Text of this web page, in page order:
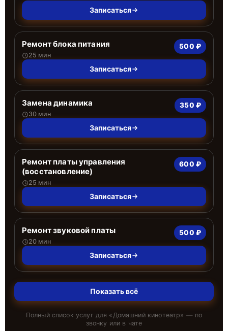
Записаться
Ремонт блока питания
25 мин
500 ₽
Записаться
Замена динамика
30 мин
350 ₽
Записаться
Ремонт платы управления
(восстановление)
25 мин
600 ₽
Записаться
Ремонт звуковой платы
20 мин
500 ₽
Записаться
Показать всё
Полный список услуг для «Домашний кинотеатр» — по
звонку или в чате